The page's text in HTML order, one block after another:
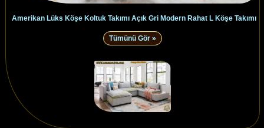
Amerikan Lüks Köşe Koltuk Takımı Açık Gri Modern Rahat L Köşe Takımı
Tümünü Gör »